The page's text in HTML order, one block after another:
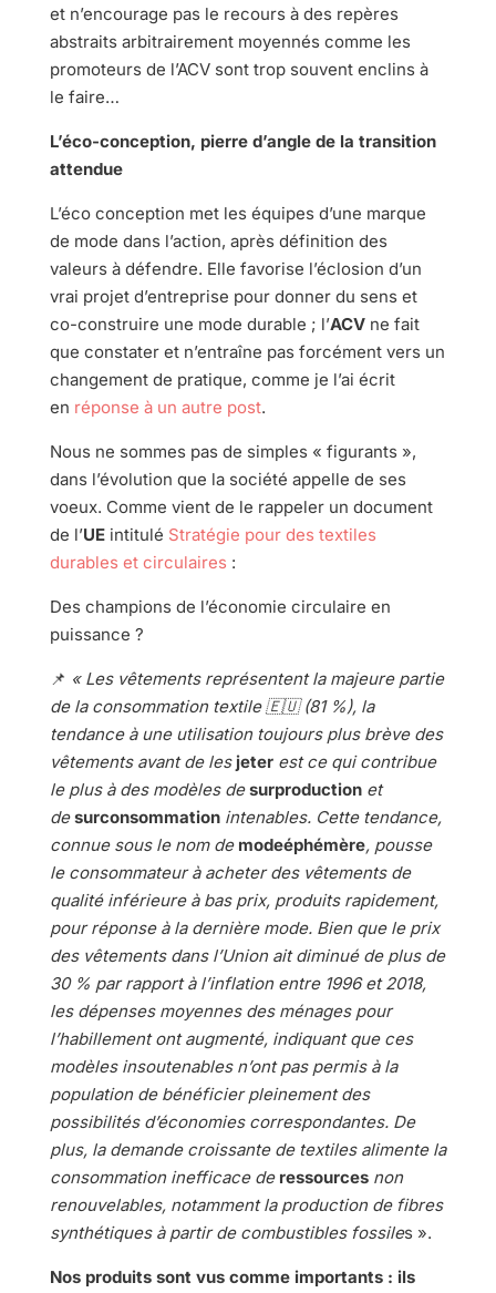
et n’encourage pas le recours à des repères
abstraits arbitrairement moyennés comme les
promoteurs de l’ACV sont trop souvent enclins à
le faire…
L’éco-conception, pierre d’angle de la transition
attendue
L’éco conception met les équipes d’une marque
de mode dans l’action, après définition des
valeurs à défendre. Elle favorise l’éclosion d’un
vrai projet d’entreprise pour donner du sens et
co-construire une mode durable ; l’ACVne fait
que constater et n’entraîne pas forcément vers un
changement de pratique, comme je l’ai écrit
en réponse à un autre post.
Nous ne sommes pas de simples « figurants »,
dans l’évolution que la société appelle de ses
voeux. Comme vient de le rappeler un document
de l’UEintitulé Stratégie pour des textiles
durables et circulaires :
Des champions de l’économie circulaire en
puissance ?
📌 « Les vêtements représentent la majeure partie
de la consommation textile🇪🇺(81 %), la
tendance à une utilisation toujours plus brève des
vêtements avant de les jeterest ce qui contribue
le plus à des modèles desurproductionet
desurconsommationintenables. Cette tendance,
connue sous le nom de modeéphémère, pousse
le consommateur à acheter des vêtements de
qualité inférieure à bas prix, produits rapidement,
pour réponse à la dernière mode. Bien que le prix
des vêtements dans l’Union ait diminué de plus de
30 % par rapport à l’inflation entre 1996 et 2018,
les dépenses moyennes des ménages pour
l’habillement ont augmenté, indiquant que ces
modèles insoutenables n’ont pas permis à la
population de bénéficier pleinement des
possibilités d’économies correspondantes. De
plus, la demande croissante de textiles alimente la
consommation inefficace de ressourcesnon
renouvelables, notamment la production de fibres
synthétiques à partir de combustibles fossiles ».
Nos produits sont vus comme importants : ils